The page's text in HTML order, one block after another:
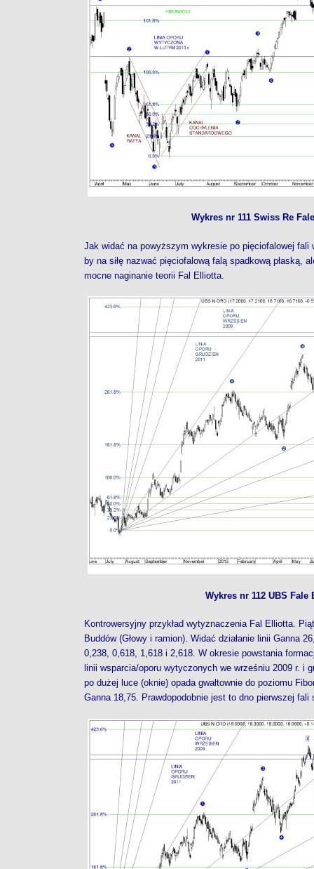
Wykres nr 111 Swiss Re
Jak widać na powyższym wykresie po pięciofalowej fali
by na siłę nazwać pięciofalową falą spadkową płaską,
mocne naginanie teorii Fal Elliotta.
Wykres nr 112 UBS Fale
Kontrowersyjny przykład wytyznaczenia Fal Elliotta.
Buddów (Głowy i ramion). Widać działanie linii Ganna
0,238, 0,618, 1,618 i 2,618. W okresie powstania
linii wsparcia/oporu wytyczonych we wrześniu 2009 r. i
po dużej luce (oknie) opada gwałtownie do poziomu
Ganna 18,75. Prawdopodobnie jest to dno pierwszej fali